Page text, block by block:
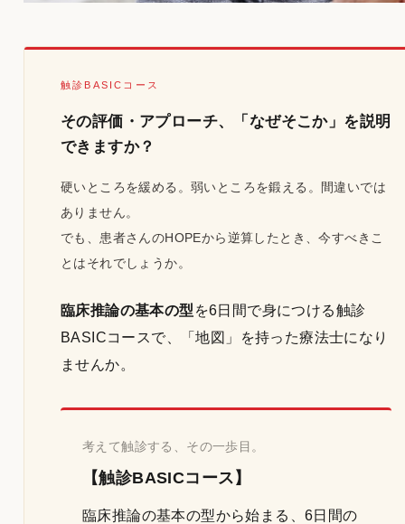
触診BASICコース
その評価・アプローチ、「なぜそこか」を説明
できますか？
硬いところを緩める。弱いところを鍛える。間違いでは
ありません。
でも、患者さんのHOPEから逆算したとき、今すべきこ
とはそれでしょうか。
臨床推論の基本の型 を6日間で身につける触診
BASICコースで、「地図」を持った療法士になり
ませんか。
考えて触診する、その一歩目。
【触診BASICコース】
臨床推論の基本の型から始まる、6日間の